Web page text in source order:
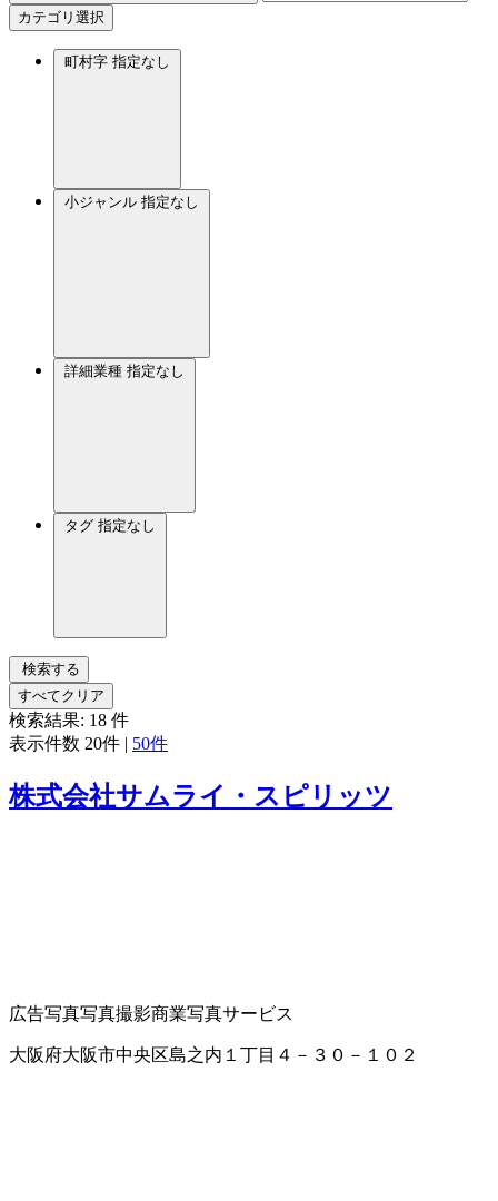
カテゴリ選択
町村字 指定なし
小ジャンル 指定なし
詳細業種 指定なし
タグ 指定なし
検索する
すべてクリア
検索結果: 18 件
表示件数 20件 | 50件
株式会社サムライ・スピリッツ
広告写真写真撮影商業写真サービス
大阪府大阪市中央区島之内１丁目４－３０－１０２